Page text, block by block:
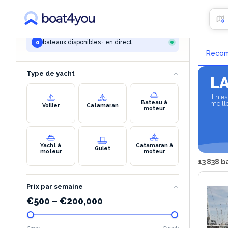
VOTRE RECHERCHE
athens
0 bateaux disponibles · en direct
Type de yacht
Voilier Catamaran
Bateau à
moteur
Yacht à
moteur
Gulet
Catamaran à
moteur
Prix par semaine
€500 – €200,000
Il
13 838